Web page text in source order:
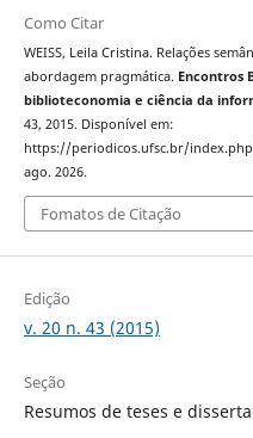
Como Citar
WEISS, Leila Cristina. Relações
abordagem pragmática. Encontros
biblioteconomia e ciência da
43, 2015. Disponível em:
https://periodicos.ufsc.br/
ago. 2026.
Fomatos de Citação
Edição
v. 20 n. 43 (2015)
Seção
Resumos de teses e